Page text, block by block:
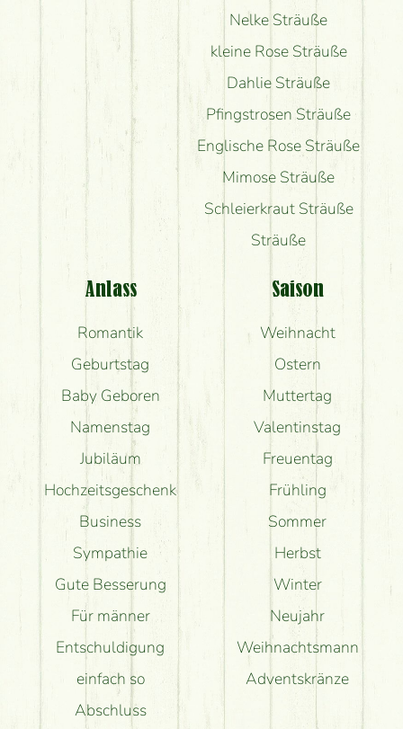
Nelke Sträuße
kleine Rose Sträuße
Dahlie Sträuße
Pfingstrosen Sträuße
Englische Rose Sträuße
Mimose Sträuße
Schleierkraut Sträuße
Sträuße
Anlass
Romantik
Geburtstag
Baby Geboren
Namenstag
Jubiläum
Hochzeitsgeschenk
Business
Sympathie
Gute Besserung
Für männer
Entschuldigung
einfach so
Abschluss
Saison
Weihnacht
Ostern
Muttertag
Valentinstag
Freuentag
Frühling
Sommer
Herbst
Winter
Neujahr
Weihnachtsmann
Adventskränze